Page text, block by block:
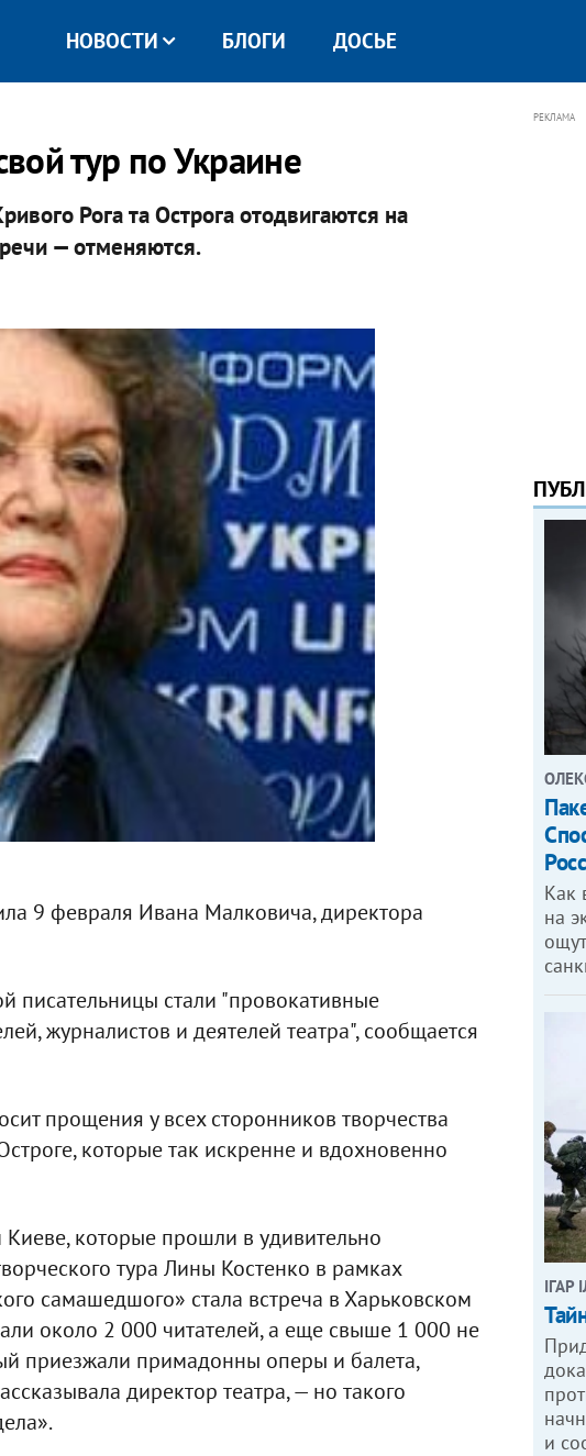
НОВОСТИ БЛОГИ ДОСЬЕ
тур по Украине
Рога та Острога отодвигаются на
— отменяются.
9 февраля Ивана Малковича, директора
писательницы стали "провокативные
журналистов и деятелей театра", сообщается
прощения у всех сторонников творчества
которые так искренне и вдохновенно
которые прошли в удивительно
тура Лины Костенко в рамках
самашедшого» стала встреча в Харьковском
около 2 000 читателей, а еще свыше 1 000 не
приезжали примадонны оперы и балета,
директор театра, — но такого
РЕКЛАМА
Как
на
ІГАР
и